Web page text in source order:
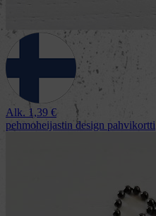
Alk. 1,39 €
pehmoheijastin design pahvikortti